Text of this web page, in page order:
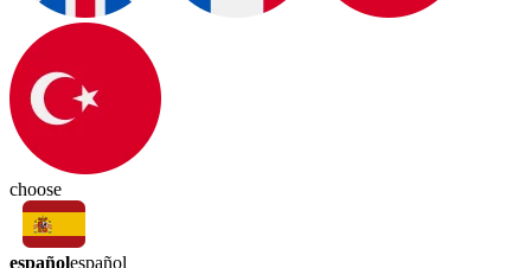
choose
españolespañol